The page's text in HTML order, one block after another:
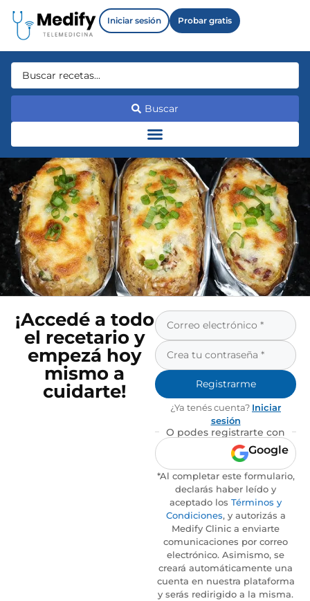
Iniciar sesión Probar gratis
Buscar
¡Accedé a todo
el recetario y
empezá hoy
mismo a
cuidarte!
Registrarme
¿Ya tenés cuenta? Iniciar
sesión
O podes registrarte con
Google
*Al completar este formulario,
declarás haber leído y
aceptado los Términos y
Condiciones, y autorizás a
Medify Clinic a enviarte
comunicaciones por correo
electrónico. Asimismo, se
creará automáticamente una
cuenta en nuestra plataforma
y serás redirigido a la misma.